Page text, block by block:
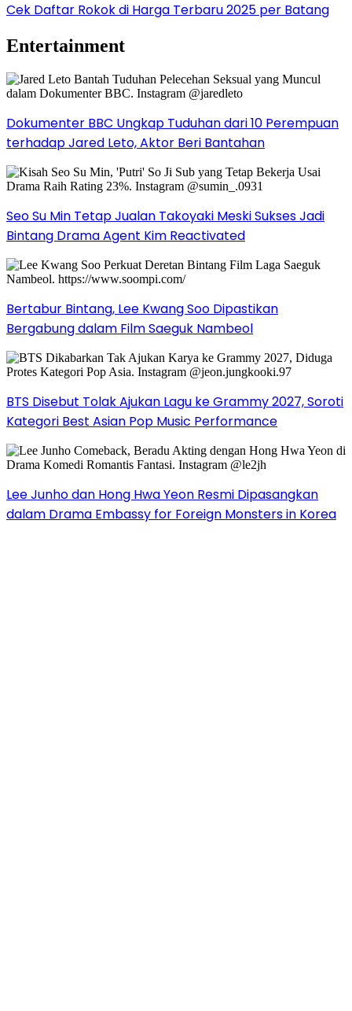
Cek Daftar Rokok di Harga Terbaru 2025 per Batang
Entertainment
Dokumenter BBC Ungkap Tuduhan dari 10 Perempuan
terhadap Jared Leto, Aktor Beri Bantahan
Seo Su Min Tetap Jualan Takoyaki Meski Sukses Jadi
Bintang Drama Agent Kim Reactivated
Bertabur Bintang, Lee Kwang Soo Dipastikan
Bergabung dalam Film Saeguk Nambeol
BTS Disebut Tolak Ajukan Lagu ke Grammy 2027, Soroti
Kategori Best Asian Pop Music Performance
Lee Junho dan Hong Hwa Yeon Resmi Dipasangkan
dalam Drama Embassy for Foreign Monsters in Korea